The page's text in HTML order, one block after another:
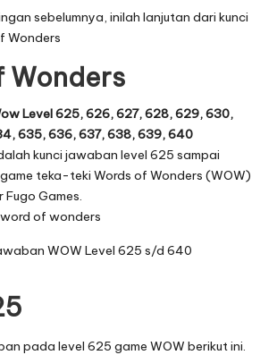
sebelumnya, inilah lanjutan dari kunci
Wonders
Wonders
Level 625, 626, 627, 628, 629, 630,
635, 636, 637, 638, 639, 640
kunci jawaban level 625 sampai
teka-teki Words of Wonders (WOW)
Games.
WOW Level 625 s/d 640
pada level 625 game WOW berikut ini.